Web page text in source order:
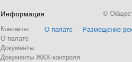
Информация
Контакты
О палате
Документы
Документы ЖКХ-контроля
О палате Размещение
©